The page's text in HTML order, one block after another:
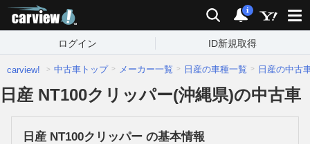
検索 通知
i
ログイン ID新規取得
carview! 中古車トップ メーカー一覧 日産の車種一覧 日産の中古
日産 NT100クリッパー(沖縄県)の中古車
日産 NT100クリッパー の基本情報